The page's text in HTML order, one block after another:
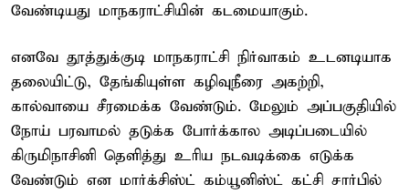
வேண்டியது மாநகராட்சியின் கடமையாகும்.
எனவே தூத்துக்குடி மாநகராட்சி நிர்வாகம் உடனடியாக
தலையிட்டு, தேங்கியுள்ள கழிவுநீரை அகற்றி,
கால்வாயை சீரமைக்க வேண்டும். மேலும் அப்பகுதியில்
நோய் பரவாமல் தடுக்க போர்க்கால அடிப்படையில்
கிருமிநாசினி தெளித்து உரிய நடவடிக்கை எடுக்க
வேண்டும் என மார்க்சிஸ்ட் கம்யூனிஸ்ட் கட்சி சார்பில்